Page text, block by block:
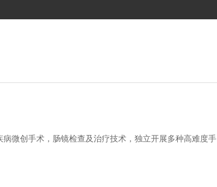
微创手术，肠镜检查及治疗技术，独立开展多种高难度手